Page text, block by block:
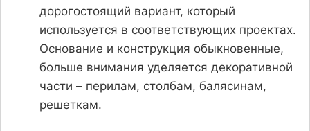
дорогостоящий вариант, который
используется в соответствующих проектах.
Основание и конструкция обыкновенные,
больше внимания уделяется декоративной
части – перилам, столбам, балясинам,
решеткам.